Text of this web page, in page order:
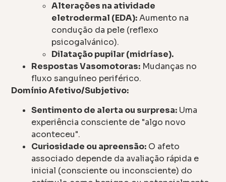
Alterações na atividade
eletrodermal (EDA):Aumento na
condução da pele (reflexo
psicogalvánico).
Dilatação pupilar (midríase).
Respostas Vasomotoras: Mudanças no
fluxo sanguíneo periférico.
Domínio Afetivo/Subjetivo:
Sentimento de alerta ou surpresa: Uma
experiência consciente de "algo novo
aconteceu".
Curiosidade ou apreensão: O afeto
associado depende da avaliação rápida e
inicial (consciente ou inconsciente) do